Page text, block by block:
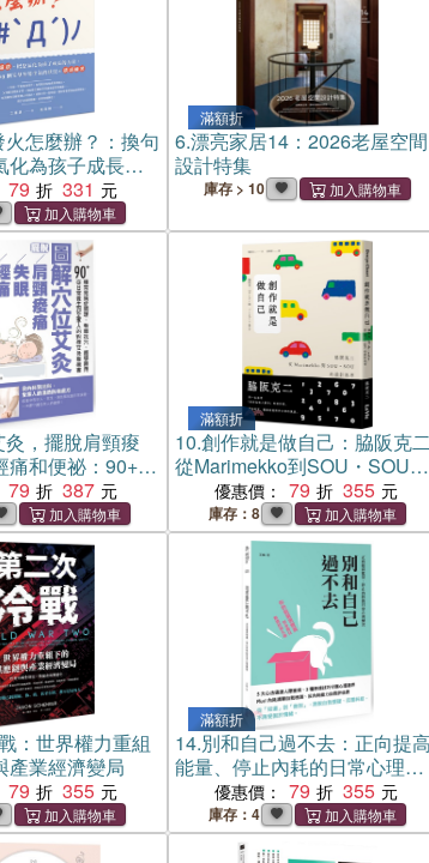
怎麼辦？：換句
化為孩子成長的
母容易生氣的狀
79 331
滿額折
6.漂亮家居14：2026老屋空間
設計特集
庫存 > 10
，擺脫肩頸痠
痛和便祕：90+種
，看圖找穴、隨
常養生到全家人
療書
79 387
滿額折
10.創作就是做自己：脇阪克二
從Marimekko到SOU・SOU的
設計思考
優惠價： 79 355
庫存：8
：世界權力重組
產業經濟變局
79 355
滿額折
14.別和自己過不去：正向提高
能量、停止內耗的日常心理練
優惠價： 79 355
庫存：4